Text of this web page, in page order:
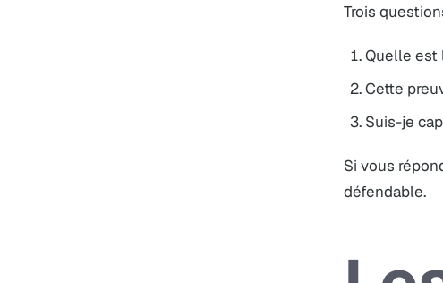
Trois
Quelle est
Cette
Suis-je
Si vous
défendable.